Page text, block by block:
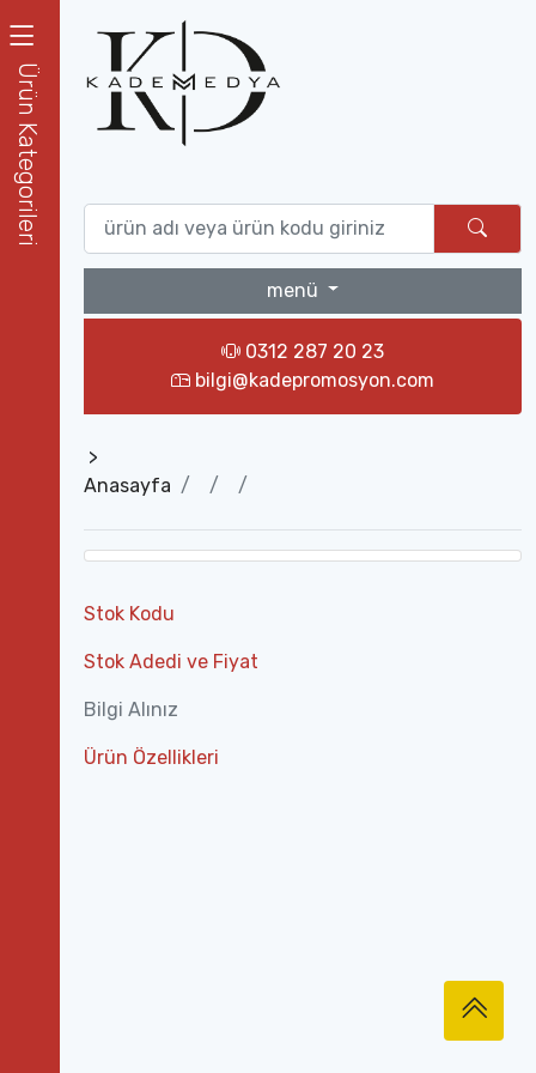
Ürün Kategorileri
menü
0312 287 20 23
bilgi@kadepromosyon.com
>
Anasayfa
Stok Kodu
Stok Adedi ve Fiyat
Bilgi Alınız
Ürün Özellikleri